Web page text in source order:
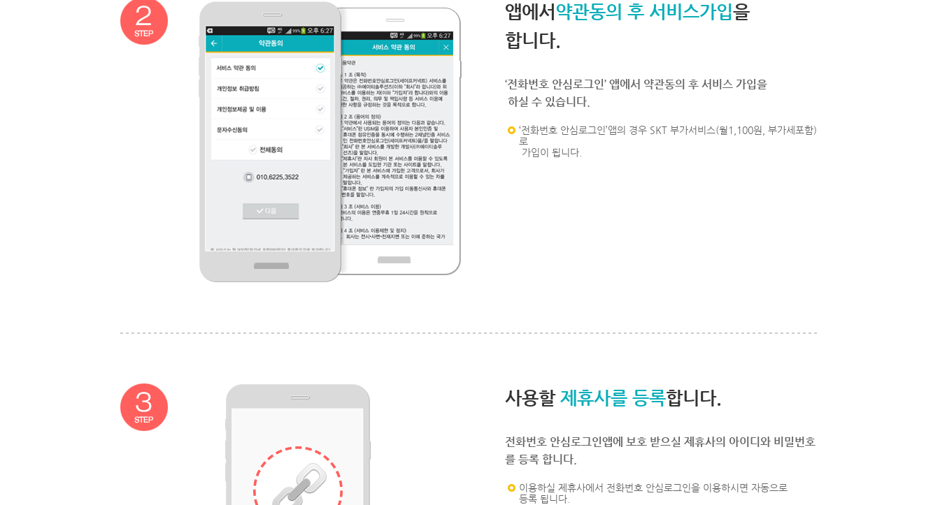
앱에서 약관동의 후 서비스가입을
합니다.
‘전화번호 안심로그인’ 앱에서 약관동의 후 서비스 가입을
하실 수 있습니다.
‘전화번호 안심로그인’앱의 경우 SKT 부가서비스(월1,100원, 부가세포함)
로
가입이 됩니다.
사용할 제휴사를 등록합니다.
전화번호 안심로그인앱에 보호 받으실 제휴사의 아이디와 비밀번호
를 등록 합니다.
이용하실 제휴사에서 전화번호 안심로그인을 이용하시면 자동으로
등록 됩니다.